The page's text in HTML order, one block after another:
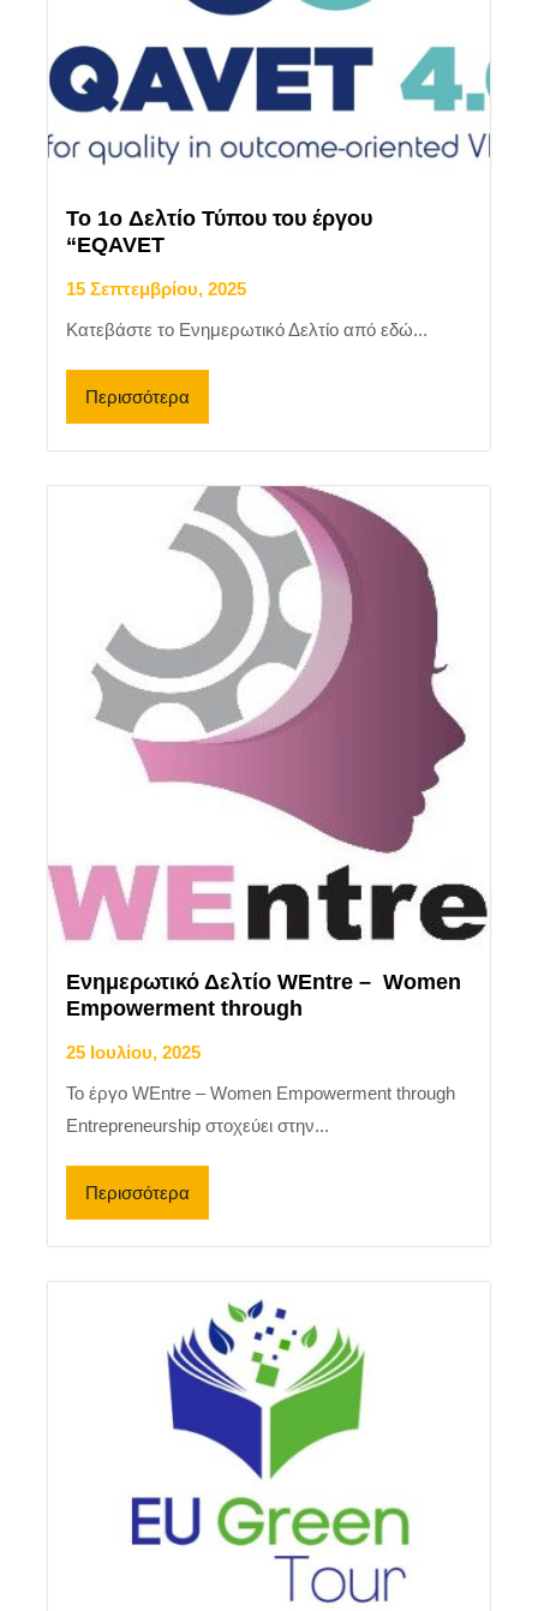
Το 1o Δελτίο Τύπου του έργου
“EQAVET
15 Σεπτεμβρίου, 2025
Κατεβάστε το Ενημερωτικό Δελτίο από εδώ...
Περισσότερα
Ενημερωτικό Δελτίο WEntre – Women
Empowerment through
25 Ιουλίου, 2025
Το έργο WEntre – Women Empowerment through
Entrepreneurship στοχεύει στην...
Περισσότερα